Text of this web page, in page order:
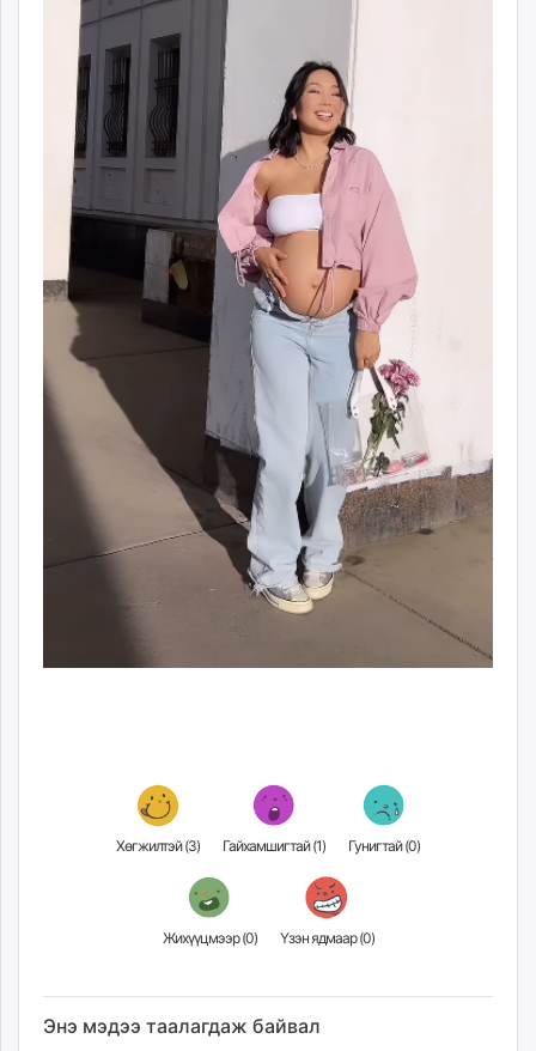
Хөгжилтэй (3) Гайхамшигтай (1) Гунигтай (0)
Жихүүцмээр (0) Үзэн ядмаар (0)
Энэ мэдээ таалагдаж байвал